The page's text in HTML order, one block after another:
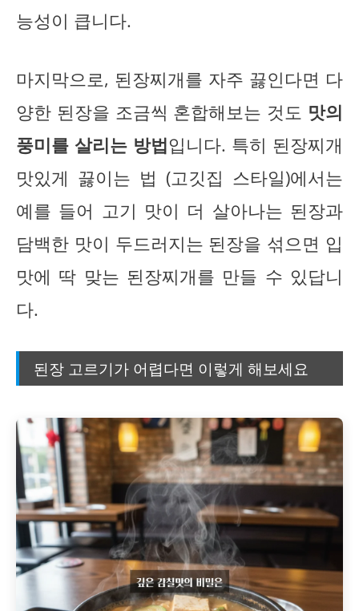
능성이 큽니다.
마지막으로, 된장찌개를 자주 끓인다면 다
양한 된장을 조금씩 혼합해보는 것도 맛의
풍미를 살리는 방법입니다. 특히 된장찌개
맛있게 끓이는 법 (고깃집 스타일)에서는
예를 들어 고기 맛이 더 살아나는 된장과
담백한 맛이 두드러지는 된장을 섞으면 입
맛에 딱 맞는 된장찌개를 만들 수 있답니
다.
된장 고르기가 어렵다면 이렇게 해보세요